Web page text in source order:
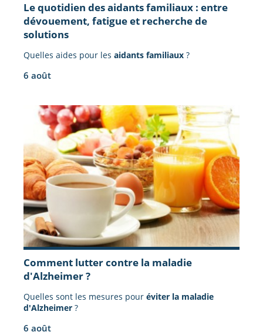
Le quotidien des aidants familiaux : entre
dévouement, fatigue et recherche de
solutions
Quelles aides pour les aidants familiaux ?
6 août
Comment lutter contre la maladie
d'Alzheimer ?
Quelles sont les mesures pour éviter la maladie
d'Alzheimer ?
6 août